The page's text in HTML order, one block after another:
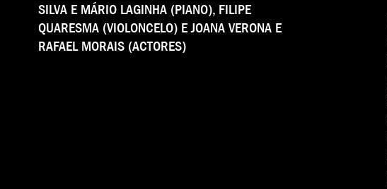
SILVA E MÁRIO LAGINHA (PIANO), FILIPE
QUARESMA (VIOLONCELO) E JOANA VERONA E
RAFAEL MORAIS (ACTORES)